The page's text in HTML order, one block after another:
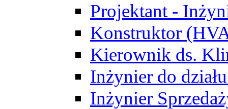
Projektant -
Konstruktor
Kierownik ds.
Inżynier do
Inżynier